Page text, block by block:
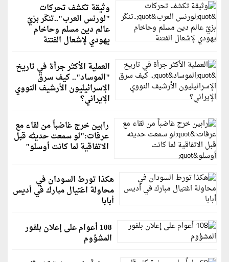
وثيقة تكشف تحركات
"لورنس العرب"..تنكّر بزيّ
عالم دين مسلم وحاخام
يهودي لإشعال الفتنة
العملية الأكثر جرأة في تاريخ
"الموساد".. كيف سرق
الإسرائيليون الأرشيف النووي
الإيراني؟
رابين خرج غاضباً من لقاء مع
عرفات:"لو سمعت حديثه قبل
الاتفاقية لما كانت أوسلو"
هكذا تورط السودان في
محاولة اغتيال مبارك في أديس
أبابا
108 أعوام على إعلان بلفور
المشؤوم